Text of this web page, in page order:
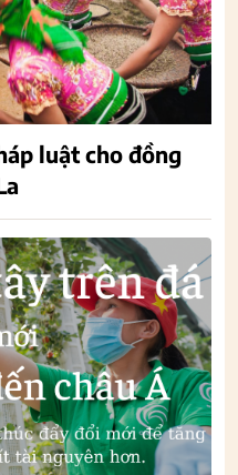
luật cho đồng